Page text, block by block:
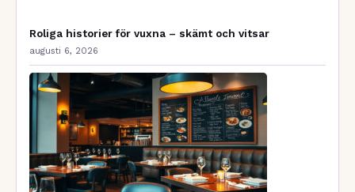
Roliga historier för vuxna – skämt och vitsar
augusti 6, 2026